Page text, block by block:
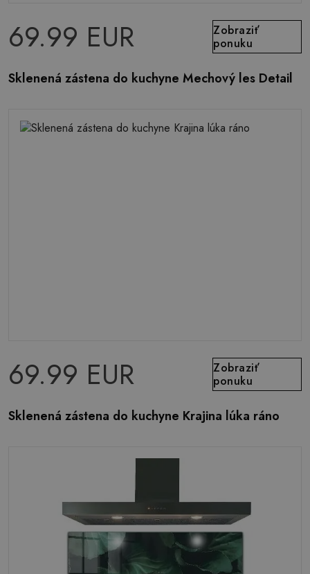
69.99 EUR
Zobraziť
ponuku
Sklenená zástena do kuchyne Mechový les Detail
69.99 EUR
Zobraziť
ponuku
Sklenená zástena do kuchyne Krajina lúka ráno